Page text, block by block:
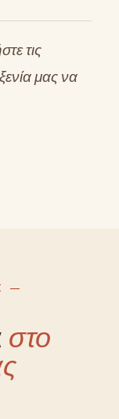
τις
μας να
—
στο